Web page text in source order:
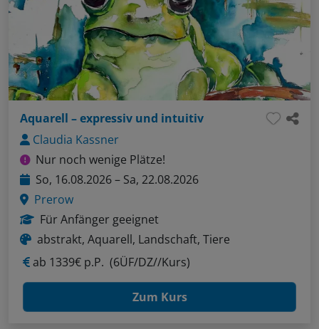
Aquarell – expressiv und intuitiv
Claudia Kassner
Nur noch wenige Plätze!
So, 16.08.2026 – Sa, 22.08.2026
Prerow
Für Anfänger geeignet
abstrakt, Aquarell, Landschaft, Tiere
ab 1339€ p.P. (6ÜF/DZ//Kurs)
Zum Kurs